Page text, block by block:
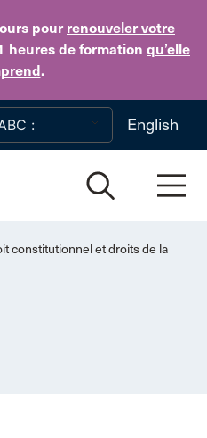
pour renouveler votre
heures de formation qu’elle
.
Skip to main content
English
constitutionnel et droits de la